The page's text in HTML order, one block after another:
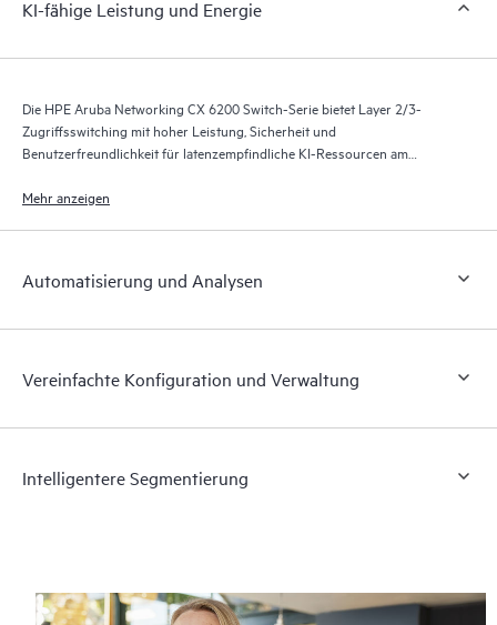
KI-fähige Leistung und Energie
Die HPE Aruba Networking CX 6200 Switch-Serie bietet Layer 2/3-
Zugriffsswitching mit hoher Leistung, Sicherheit und
Benutzerfreundlichkeit für latenzempfindliche KI-Ressourcen am
Zweigstellennetzwerken.
Mehr anzeigen
Automatisierung und Analysen
Vereinfachte Konfiguration und Verwaltung
Intelligentere Segmentierung